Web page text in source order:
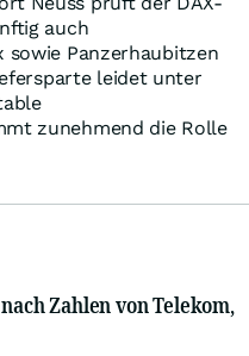
auch
sowie Panzerhaubitzen
leidet unter
zunehmend die Rolle
Zahlen von Telekom,